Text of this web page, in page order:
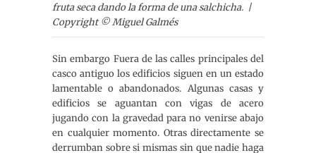
fruta seca dando la forma de una salchicha. |
Copyright © Miguel Galmés
Sin embargo Fuera de las calles principales del
casco antiguo los edificios siguen en un estado
lamentable o abandonados. Algunas casas y
edificios se aguantan con vigas de acero
jugando con la gravedad para no venirse abajo
en cualquier momento. Otras directamente se
derrumban sobre si mismas sin que nadie haga